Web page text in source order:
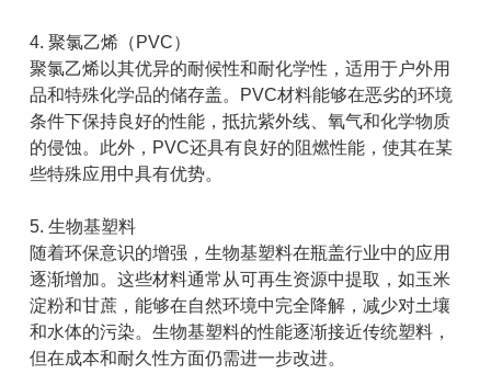
4. 聚氯乙烯（PVC）
聚氯乙烯以其优异的耐候性和耐化学性，适用于户外用
品和特殊化学品的储存盖。PVC材料能够在恶劣的环境
条件下保持良好的性能，抵抗紫外线、氧气和化学物质
的侵蚀。此外，PVC还具有良好的阻燃性能，使其在某
些特殊应用中具有优势。
5. 生物基塑料
随着环保意识的增强，生物基塑料在瓶盖行业中的应用
逐渐增加。这些材料通常从可再生资源中提取，如玉米
淀粉和甘蔗，能够在自然环境中完全降解，减少对土壤
和水体的污染。生物基塑料的性能逐渐接近传统塑料，
但在成本和耐久性方面仍需进一步改进。